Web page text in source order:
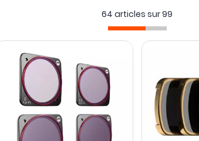
64 articles sur99